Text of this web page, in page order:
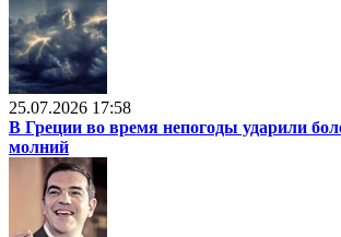
25.07.2026 17:58
В Греции во время непогоды ударили
молний